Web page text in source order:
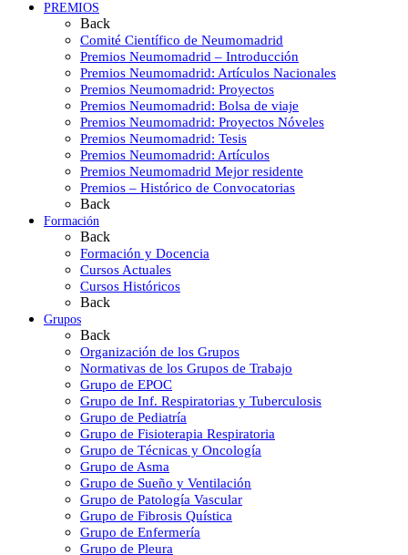
PREMIOS
Back
Comité Científico de Neumomadrid
Premios Neumomadrid – Introducción
Premios Neumomadrid: Artículos Nacionales
Premios Neumomadrid: Proyectos
Premios Neumomadrid: Bolsa de viaje
Premios Neumomadrid: Proyectos Nóveles
Premios Neumomadrid: Tesis
Premios Neumomadrid: Artículos
Premios Neumomadrid Mejor residente
Premios – Histórico de Convocatorias
Back
Formación
Back
Formación y Docencia
Cursos Actuales
Cursos Históricos
Back
Grupos
Back
Organización de los Grupos
Normativas de los Grupos de Trabajo
Grupo de EPOC
Grupo de Inf. Respiratorias y Tuberculosis
Grupo de Pediatría
Grupo de Fisioterapia Respiratoria
Grupo de Técnicas y Oncología
Grupo de Asma
Grupo de Sueño y Ventilación
Grupo de Patología Vascular
Grupo de Fibrosis Quística
Grupo de Enfermería
Grupo de Pleura